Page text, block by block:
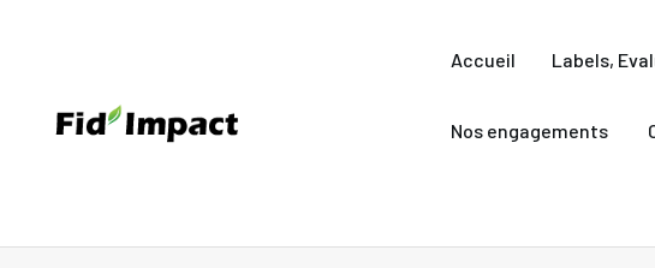
Accueil Labels,
Nos engagements
ET